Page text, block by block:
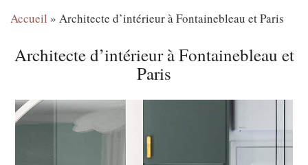
Accueil » Architecte d’intérieur à Fontainebleau et Paris
Architecte d’intérieur à Fontainebleau et
Paris